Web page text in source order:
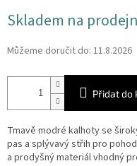
cena:
Skladem na
Můžeme doručit do: 11.8.2026
Přidat do
Tmavě modré kalhoty se
pas a splývavý střih pro
a prodyšný materiál vhodný